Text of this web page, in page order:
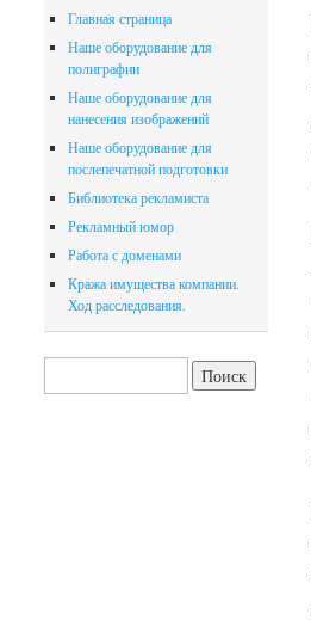
Главная страница
Наше оборудование для
полиграфии
Наше оборудование для
нанесения изображений
Наше оборудование для
послепечатной подготовки
Библиотека рекламиста
Рекламный юмор
Работа с доменами
Кража имущества компании.
Ход расследования.